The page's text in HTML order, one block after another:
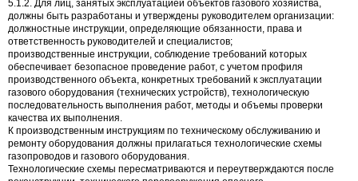
5.1.2. Для лиц, занятых эксплуатацией объектов газового хозяйства,
должны быть разработаны и утверждены руководителем организации:
должностные инструкции, определяющие обязанности, права и
ответственность руководителей и специалистов;
производственные инструкции, соблюдение требований которых
обеспечивает безопасное проведение работ, с учетом профиля
производственного объекта, конкретных требований к эксплуатации
газового оборудования (технических устройств), технологическую
последовательность выполнения работ, методы и объемы проверки
качества их выполнения.
К производственным инструкциям по техническому обслуживанию и
ремонту оборудования должны прилагаться технологические схемы
газопроводов и газового оборудования.
Технологические схемы пересматриваются и переутверждаются после